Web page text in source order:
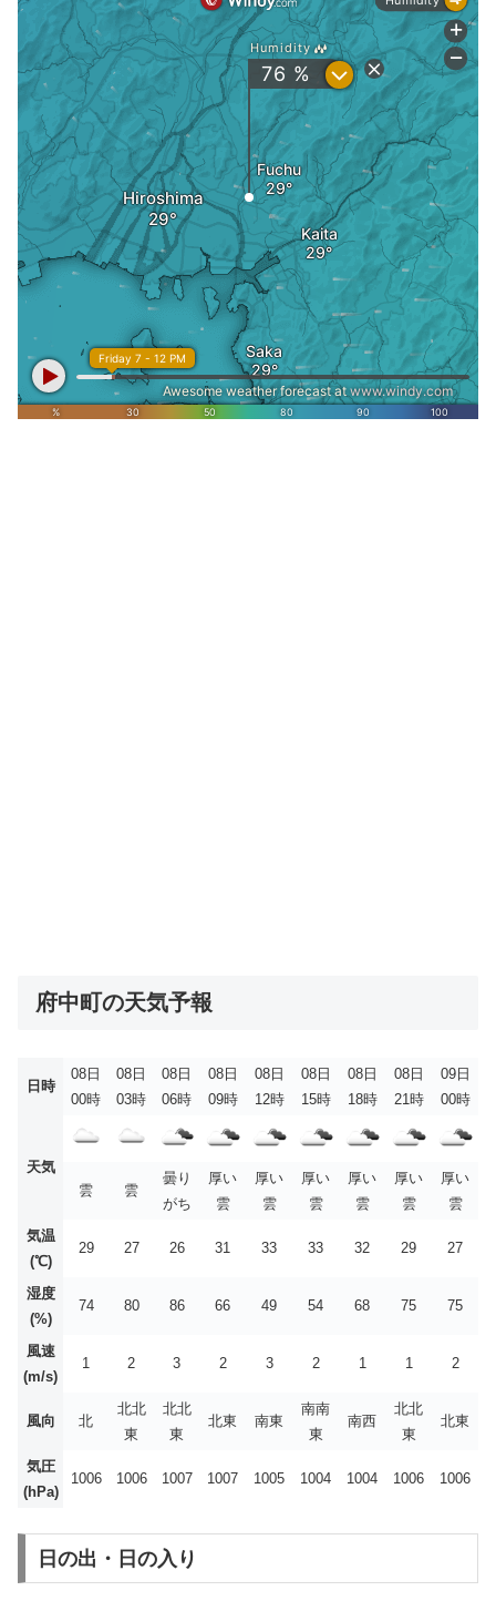
府中町の天気予報
日時
08日
00時
08日
03時
08日
06時
08日
09時
08日
12時
08日
15時
08日
18時
08日
21時
09日
00時
天気
雲
雲
曇り
がち
厚い
雲
厚い
雲
厚い
雲
厚い
雲
厚い
雲
厚い
雲
気温
(℃)
29 27 26 31 33 33 32 29 27
湿度
(%)
74 80 86 66 49 54 68 75 75
風速
(m/s)
1 2 3 2 3 2 1 1 2
風向 北
北北
東
北北
東
北東 南東
南南
東
南西
北北
東
北東
気圧
(hPa)
1006 1006 1007 1007 1005 1004 1004 1006 1006
日の出・日の入り